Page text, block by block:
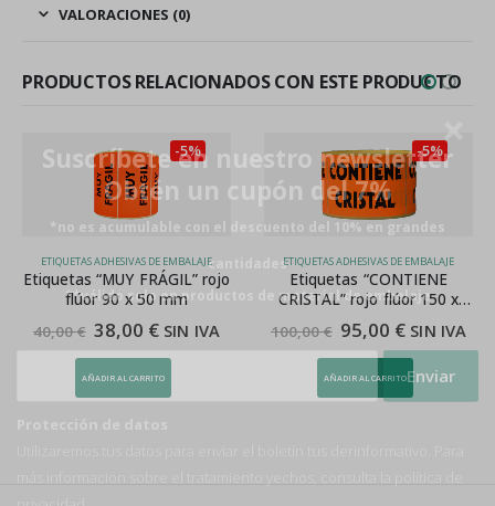
Suscríbete en nuestro newsletter
Obtén un cupón del 7%
*no es acumulable con el descuento del 10% en grandes
cantidades
**válido solo en productos de material de embalaje
VALORACIONES (0)
PRODUCTOS RELACIONADOS CON ESTE PRODUCTO
ETIQUETAS ADHESIVAS DE EMBALAJE
Etiquetas “CONTIENE
CRISTAL” rojo flúor 150 x
100
100,00€ 95,00€ SIN IVA
-5%
AÑADIR AL CARRITO
ETIQUETAS ADHESIVAS DE EMBALAJE
Etiquetas “CONTIENE
ALBARÁN” rojo fluor 90 x
mm
40,00€ 38,00€ SIN IVA
-5%
AÑADIR AL CARRITO